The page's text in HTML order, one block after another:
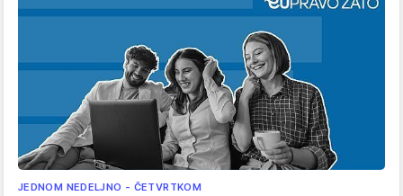
JEDNOM NEDELJNO - ČETVRTKOM